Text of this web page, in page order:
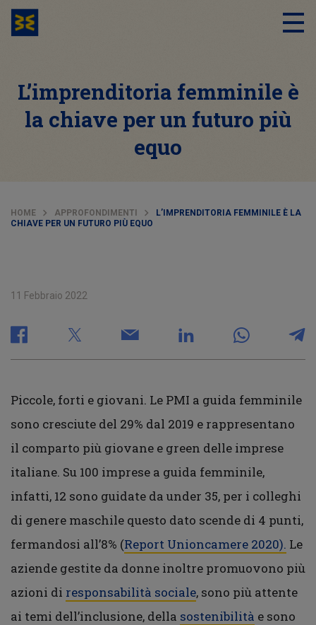
L’imprenditoria femminile è
la chiave per un futuro più
equo
HOME APPROFONDIMENTI
L’IMPRENDITORIA FEMMINILE È LA
CHIAVE PER UN FUTURO PIÙ EQUO
11 Febbraio 2022
Piccole, forti e giovani. Le PMI a guida femminile
sono cresciute del 29% dal 2019 e rappresentano
il comparto più giovane e green delle imprese
italiane. Su 100 imprese a guida femminile,
infatti, 12 sono guidate da under 35, per i colleghi
di genere maschile questo dato scende di 4 punti,
fermandosi all’8% (Report Unioncamere 2020). Le
aziende gestite da donne inoltre promuovono più
azioni di responsabilità sociale, sono più attente
ai temi dell’inclusione, della sostenibilità e sono